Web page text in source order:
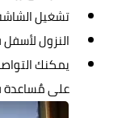
تشغيل
النزول
يمكنك
على مٌساعدة